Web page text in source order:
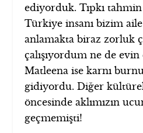
ediyorduk. Tıpkı
Türkiye insanı bizim
anlamakta biraz zorluk
çalışıyordum ne de
Matleena ise karnı
gidiyordu. Diğer
öncesinde aklımızın
geçmemişti!